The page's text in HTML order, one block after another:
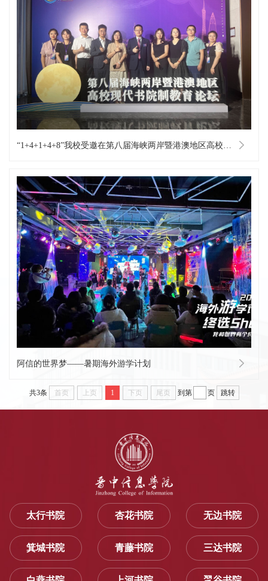
“1+4+1+4+8”我校受邀在第八届海峡两岸暨港澳地区高校现代书院制教育论坛全面发声（图集）
阿信的世界梦——暑期海外游学计划
共3条 首页 上页 1 下页 尾页 到第 页 跳转
太行书院 杏花书院 无边书院
箕城书院 青藤书院 三达书院